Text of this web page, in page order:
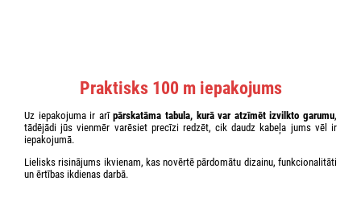
Praktisks 100 m iepakojums
Uz iepakojuma ir arīpārskatāma tabula, kurā var atzīmēt izvilkto garumu,
tādējādi jūs vienmēr varēsiet precīzi redzēt, cik daudz kabeļa jums vēl ir
iepakojumā.
Lielisks risinājums ikvienam, kas novērtē pārdomātu dizainu, funkcionalitāti
un ērtības ikdienas darbā.